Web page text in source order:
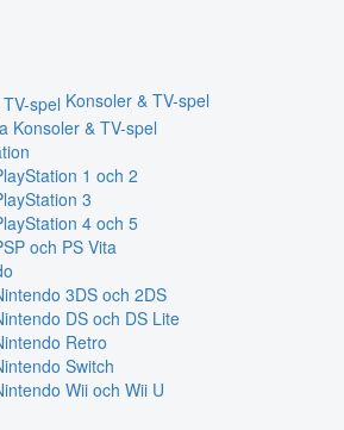
Konsoler & TV-spel
Konsoler & TV-spel
1 och 2
3
4 och 5
och PS Vita
3DS och 2DS
DS och DS Lite
Retro
Switch
Wii och Wii U